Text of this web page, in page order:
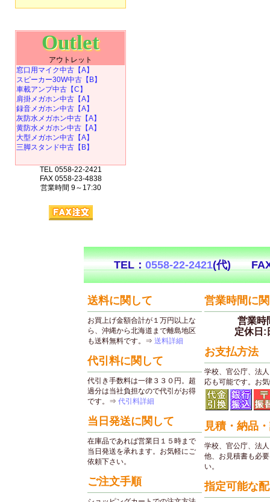
Outlet
アウトレット
窓口用マイク中古【A】
スピーカー30W中古【B】
車載アンプ中古【C】
肩掛メガホン中古【A】
録音メガホン中古【A】
灰防水メガホン中古【A】
黄防水メガホン中古【A】
大型メガホン中古【A】
三脚スタンド中古【B】
TEL 0558-22-2421
FAX 0558-23-4838
営業時間 9～17:30